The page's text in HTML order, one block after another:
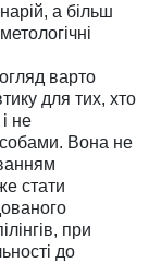
а більш
варто
для тих, хто
не
Вона не
стати
при
до